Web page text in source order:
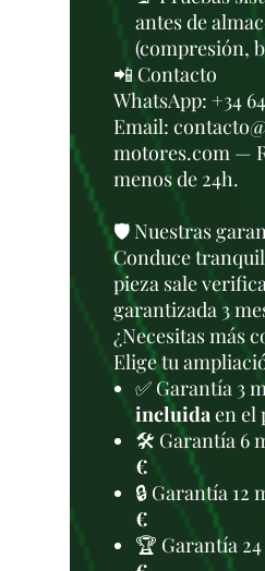
antes de
(compresión,
📲 Contacto
WhatsApp: +34
Email:
motores.com —
menos de 24h.
🛡️ Nuestras
Conduce
pieza sale
garantizada 3
¿Necesitas más
Elige tu
✅ Garantía 3
incluidaen el
🛠️ Garantía 6
€
🔒 Garantía 12
€
🏆 Garantía 24